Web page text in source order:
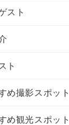
スト
ト
め撮影スポット
め観光スポット